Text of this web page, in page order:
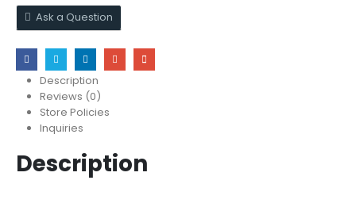
Ask a Question
Description
Reviews (0)
Store Policies
Inquiries
Description